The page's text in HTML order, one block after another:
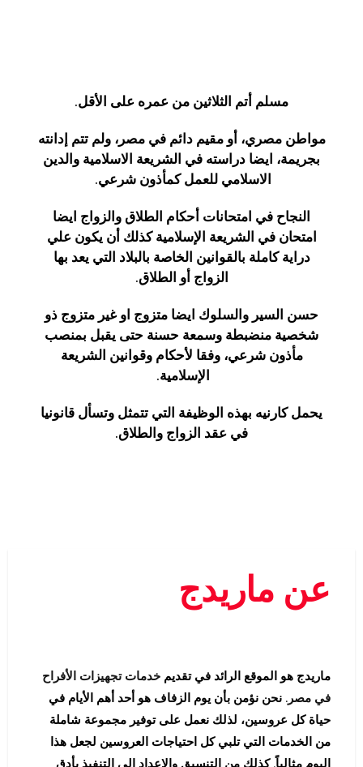
مسلم أتم الثلاثين من عمره على الأقل.
مواطن مصري، أو مقيم دائم في مصر، ولم تتم إدانته
بجريمة، ايضا دراسته في الشريعة الاسلامية والدين
الاسلامي للعمل كمأذون شرعي.
النجاح في امتحانات أحكام الطلاق والزواج ايضا
امتحان في الشريعة الإسلامية كذلك أن يكون علي
دراية كاملة بالقوانين الخاصة بالبلاد التي يعد بها
الزواج أو الطلاق.
حسن السير والسلوك ايضا متزوج او غير متزوج ذو
شخصية منضبطة وسمعة حسنة حتى يقبل بمنصب
مأذون شرعي، وفقا لأحكام وقوانين الشريعة
الإسلامية.
يحمل كارنيه بهذه الوظيفة التي تتمثل وتسأل قانونيا
في عقد الزواج والطلاق.
عن ماريدج
ماريدج هو الموقع الرائد في تقديم خدمات تجهيزات الأفراح
في مصر . نحن نؤمن بأن يوم الزفاف هو أحد أهم الأيام في
حياة كل عروسين، لذلك نعمل على توفير مجموعة شاملة
من الخدمات التي تلبي كل احتياجات العروسين لجعل هذا
اليوم مثالياً. كذلك من التنسيق والإعداد إلى التنفيذ بأدق